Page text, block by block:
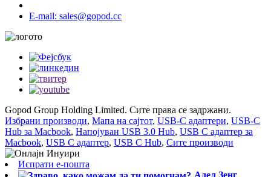
E-mail: sales@gopod.cc
Gopod Group Holding Limited. Сите права се задржани.
Избрани производи, Мапа на сајтот, USB-C адаптери, USB-C
Hub за Macbook, Напојуван USB 3.0 Hub, USB C адаптер за
Macbook, USB C адаптер, USB C Hub, Сите производи
Испрати е-пошта
Адел Зенг